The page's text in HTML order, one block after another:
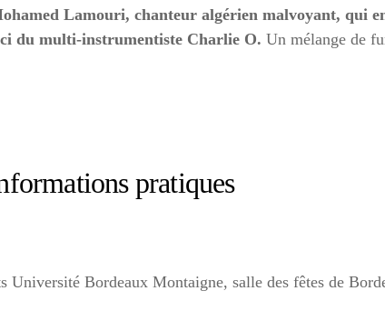
Lamouri, chanteur algérien malvoyant, qui
du multi-instrumentiste Charlie O. Un mélange de
pratiques
Université Bordeaux Montaigne, salle des fêtes de